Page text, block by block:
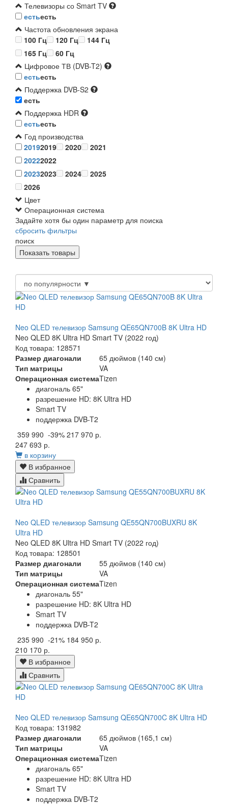
Телевизоры со Smart TV
естьесть
Частота обновления экрана
100 Гц
120 Гц
144 Гц
165 Гц
60 Гц
Цифровое ТВ (DVB-T2)
естьесть
Поддержка DVB-S2
есть
Поддержка HDR
естьесть
Год производства
20192019 2020
2021
20222022
20232023 2024
2025
2026
Цвет
Операционная система
Задайте хотя бы один параметр для поиска
сбросить фильтры
поиск
Neo QLED телевизор Samsung QE65QN700B 8K Ultra HD
Neo QLED 8K Ultra HD Smart TV (2022 год)
Код товара: 128571
Размер диагонали
65 дюймов (140 см)
Тип матрицы
VA
Операционная системаTizen
диагональ 65"
разрешение HD: 8K Ultra HD
Smart TV
поддержка DVB-T2
359 990 -39% 217 970 р.
247 693 р.
в корзину
В избранное
Сравнить
Neo QLED телевизор Samsung QE55QN700BUXRU 8K
Ultra HD
Neo QLED 8K Ultra HD Smart TV (2022 год)
Код товара: 128501
Размер диагонали
55 дюймов (140 см)
Тип матрицы
VA
Операционная системаTizen
диагональ 55"
разрешение HD: 8K Ultra HD
Smart TV
поддержка DVB-T2
235 990 -21% 184 950 р.
210 170 р.
В избранное
Сравнить
Neo QLED телевизор Samsung QE65QN700C 8K Ultra HD
Код товара: 131982
Размер диагонали
65 дюймов (165,1 см)
Тип матрицы
VA
Операционная системаTizen
диагональ 65"
разрешение HD: 8K Ultra HD
Smart TV
поддержка DVB-T2